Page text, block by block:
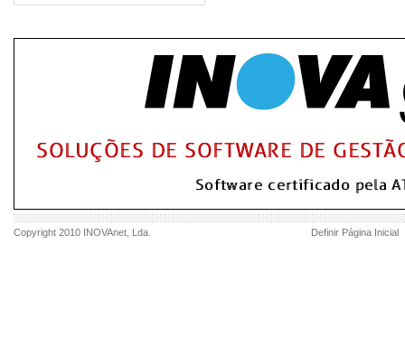
Copyright 2010 INOVAnet , Lda. Definir Página Inicial